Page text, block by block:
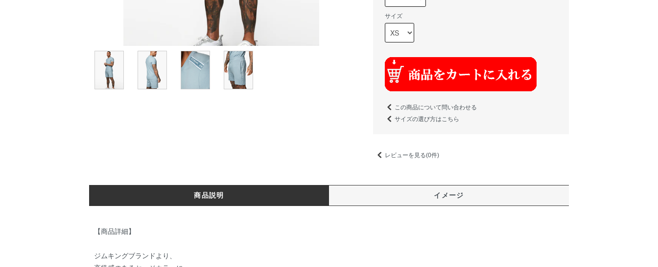
サイズ
この商品について問い合わせる
サイズの選び方はこちら
レビューを見る(0件)
商品説明 イメージ
【商品詳細】
ジムキングブランドより、